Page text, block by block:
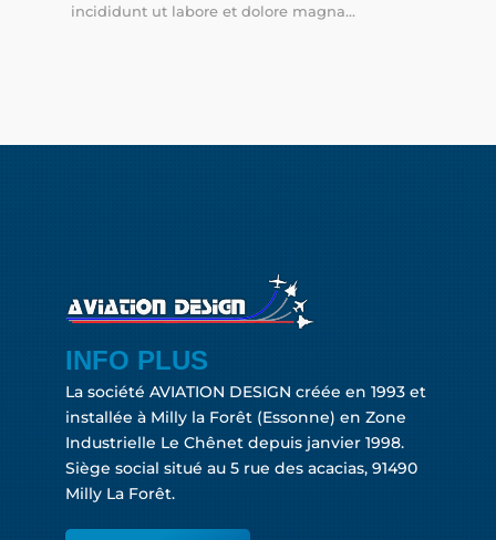
incididunt ut labore et dolore magna...
INFO PLUS
La société AVIATION DESIGN créée en 1993 et
installée à Milly la Forêt (Essonne) en Zone
Industrielle Le Chênet depuis janvier 1998.
Siège social situé au 5 rue des acacias, 91490
Milly La Forêt.